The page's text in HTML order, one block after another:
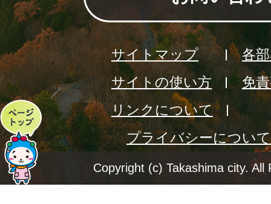
ペ
ー
ジ
サイトマップ
各
サイトの使い方
免
リンクについて
プライバシーについて
Copyright (c) Takashima city. All